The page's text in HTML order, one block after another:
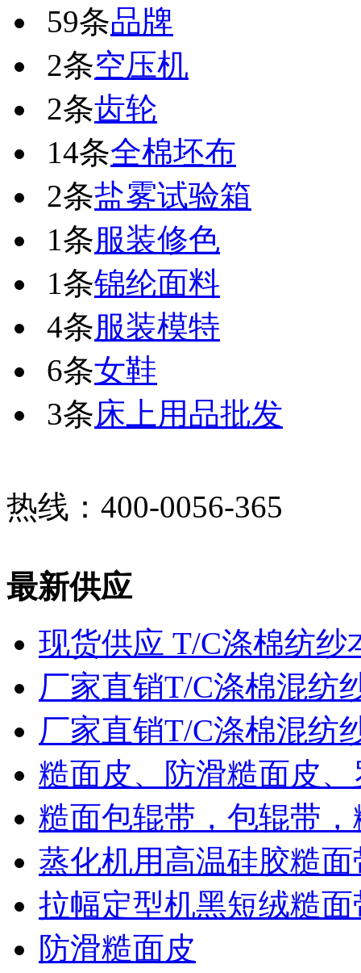
59条品牌
2条空压机
2条齿轮
14条全棉坯布
2条盐雾试验箱
1条服装修色
1条锦纶面料
4条服装模特
6条女鞋
3条床上用品批发
热线：400-0056-365
最新供应
现货供应 T/C涤棉纺纱
厂家直销T/C涤棉混纺
厂家直销T/C涤棉混纺
糙面皮、防滑糙面皮
糙面包辊带，包辊带
蒸化机用高温硅胶糙面
拉幅定型机黑短绒糙面
防滑糙面皮